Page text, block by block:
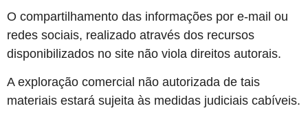
O compartilhamento das informações por e-mail ou
redes sociais, realizado através dos recursos
disponibilizados no site não viola direitos autorais.
A exploração comercial não autorizada de tais
materiais estará sujeita às medidas judiciais cabíveis.